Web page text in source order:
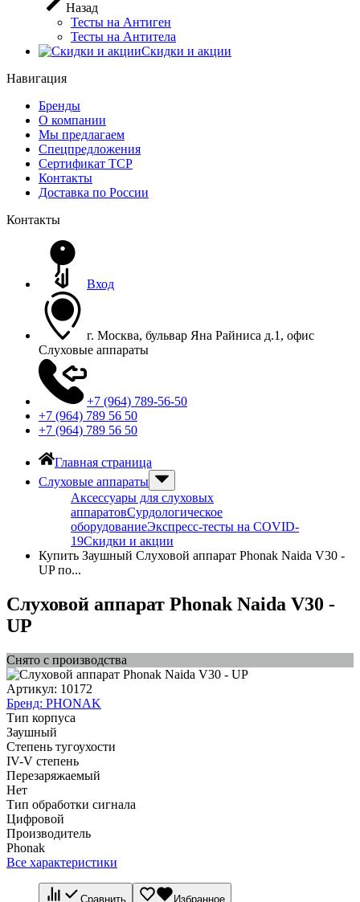
Назад
Тесты на Антиген
Тесты на Антитела
Скидки и акции
Навигация
Бренды
О компании
Мы предлагаем
Спецпредложения
Сертификат ТСР
Контакты
Доставка по России
Контакты
Вход
г. Москва, бульвар Яна Райниса д.1, офис
Слуховые аппараты
+7 (964) 789-56-50
+7 (964) 789 56 50
+7 (964) 789 56 50
Главная страница
Слуховые аппараты
Аксессуары для слуховых
аппаратовСурдологическое
оборудованиеЭкспресс-тесты на COVID-
19Скидки и акции
Купить Заушный Слуховой аппарат Phonak Naida V30 -
UP по...
Слуховой аппарат Phonak Naida V30 -
UP
Снято с производства
Артикул: 10172
Бренд: PHONAK
Тип корпуса
Заушный
Степень тугоухости
IV-V степень
Перезаряжаемый
Нет
Тип обработки сигнала
Цифровой
Производитель
Phonak
Все характеристики
Сравнить Избранное